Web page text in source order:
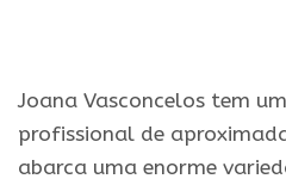
Joana Vasconcelos tem
profissional de
abarca uma enorme